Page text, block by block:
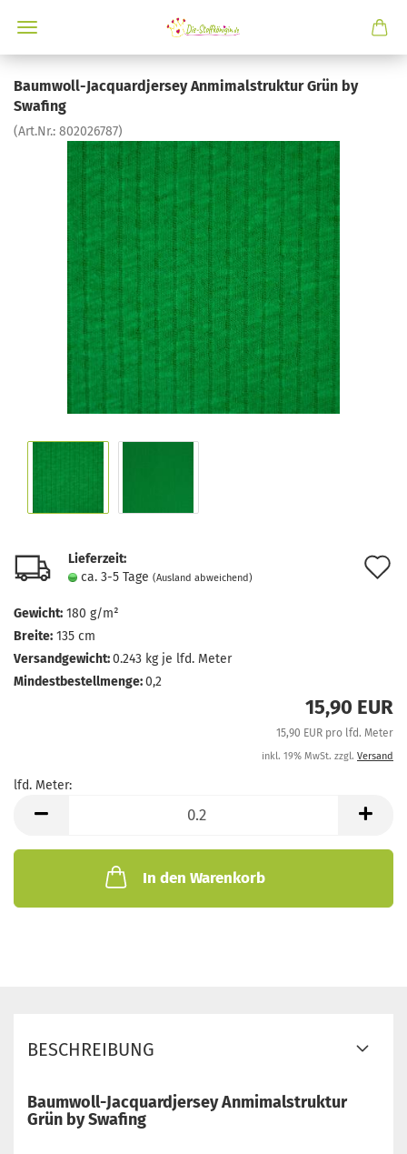
Baumwoll-Jacquardjersey Anmimalstruktur Grün by
Swafing
(Art.Nr.: 802026787)
Lieferzeit:
ca. 3-5 Tage (Ausland abweichend)
Gewicht: 180 g/m²
Breite: 135 cm
Versandgewicht:0.243 kg je lfd. Meter
Mindestbestellmenge:0,2
15,90 EUR
15,90 EUR pro lfd. Meter
inkl. 19% MwSt. zzgl. Versand
lfd. Meter:
Meter
In den Warenkorb
BESCHREIBUNG
Baumwoll-Jacquardjersey Anmimalstruktur
Grün by Swafing